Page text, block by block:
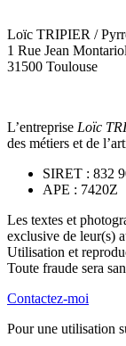
Loïc TRIPIER /
1 Rue Jean Montariol
31500 Toulouse
L’entreprise Loïc
des métiers et de
SIRET : 832
APE : 7420Z
Les textes et
exclusive de leur(s)
Utilisation et
Toute fraude sera
Contactez-moi
Pour une utilisation